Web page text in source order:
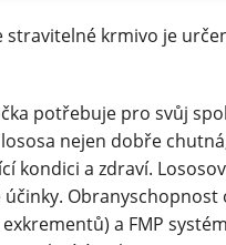
stravitelné krmivo je
potřebuje pro svůj
nejen dobře
kondici a zdraví.
a FMP